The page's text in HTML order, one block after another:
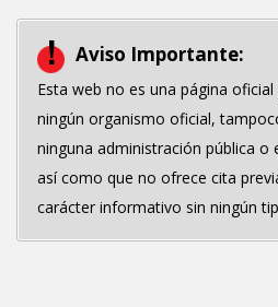
Aviso Importante:
Esta web no es una página
ningún organismo oficial,
ninguna administración pública o
así como que no ofrece cita
carácter informativo sin ningún